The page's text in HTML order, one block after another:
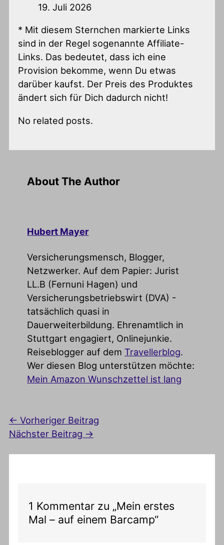
19. Juli 2026
* Mit diesem Sternchen markierte Links
sind in der Regel sogenannte Affiliate-
Links. Das bedeutet, dass ich eine
Provision bekomme, wenn Du etwas
darüber kaufst. Der Preis des Produktes
ändert sich für Dich dadurch nicht!
No related posts.
About The Author
Hubert Mayer
Versicherungsmensch, Blogger,
Netzwerker. Auf dem Papier: Jurist
LL.B (Fernuni Hagen) und
Versicherungsbetriebswirt (DVA) -
tatsächlich quasi in
Dauerweiterbildung. Ehrenamtlich in
Stuttgart engagiert, Onlinejunkie.
Reiseblogger auf dem Travellerblog.
Wer diesen Blog unterstützen möchte:
Mein Amazon Wunschzettel ist lang
← Vorheriger Beitrag
Nächster Beitrag →
1 Kommentar zu „Mein erstes
Mal – auf einem Barcamp“